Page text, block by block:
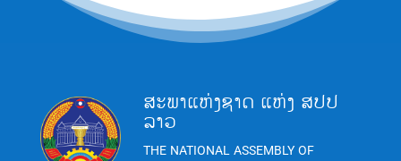
ສະພາແຫ່ງຊາດ ແຫ່ງ ສປປ
ລາວ
THE NATIONAL ASSEMBLY OF